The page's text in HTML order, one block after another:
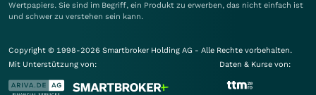
Wertpapiers. Sie sind im Begriff, ein Produkt zu erwerben, das nicht einfach ist
und schwer zu verstehen sein kann.
Copyright © 1998-2026 Smartbroker Holding AG - Alle Rechte vorbehalten.
Mit Unterstützung von:
Daten & Kurse von: